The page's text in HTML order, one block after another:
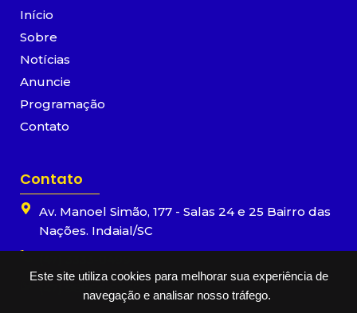
Este site utiliza cookies para melhorar sua experiência de
navegação e analisar nosso tráfego.
k
-
Início
Sobre
Notícias
Anuncie
Programação
Contato
Contato
Av. Manoel Simão, 177 - Salas 24 e 25 Bairro das
Nações. Indaial/SC
(47) 98866-9955